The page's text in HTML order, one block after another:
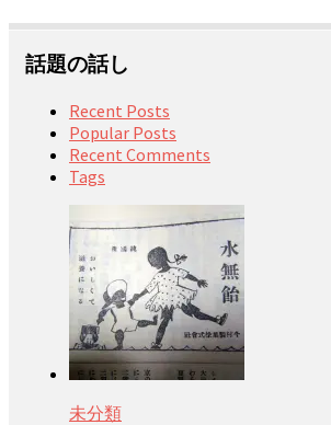
話題の話し
Recent Posts
Popular Posts
Recent Comments
Tags
未分類